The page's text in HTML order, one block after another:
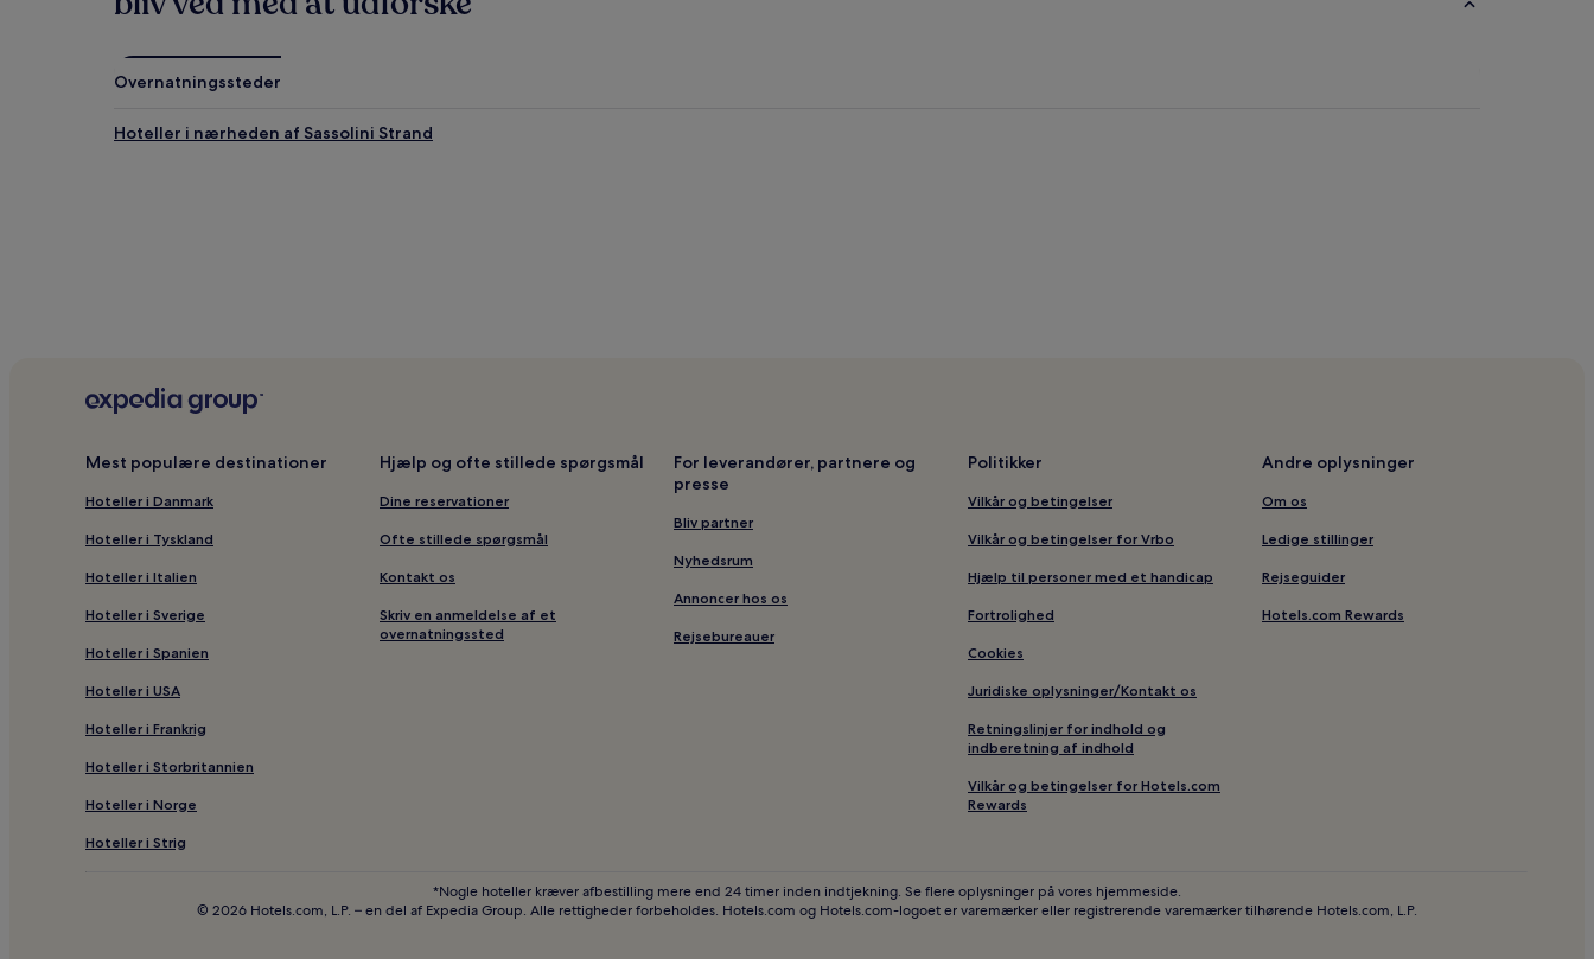
Overnatningssteder
Hoteller i nærheden af Sassolini Strand
Mest populære destinationer
Hoteller i Danmark
Hoteller i Tyskland
Hoteller i Italien
Hoteller i Sverige
Hoteller i Spanien
Hoteller i USA
Hoteller i Frankrig
Hoteller i Storbritannien
Hoteller i Norge
Hoteller i Strig
Hjælp og ofte stillede spørgsmål
Dine reservationer
Ofte stillede spørgsmål
Kontakt os
Skriv en anmeldelse af et
overnatningssted
For leverandører, partnere og
presse
Bliv partner
Nyhedsrum
Annoncer hos os
Rejsebureauer
Politikker
Vilkår og betingelser
Vilkår og betingelser for Vrbo
Hjælp til personer med et handicap
Fortrolighed
Cookies
Juridiske oplysninger/Kontakt os
Retningslinjer for indhold og
indberetning af indhold
Vilkår og betingelser for Hotels.com
Rewards
Andre oplysninger
Om os
Ledige stillinger
Rejseguider
Hotels.com Rewards
*Nogle hoteller kræver afbestilling mere end 24 timer inden indtjekning. Se flere oplysninger på vores hjemmeside.
© 2026 Hotels.com, L.P. – en del af Expedia Group. Alle rettigheder forbeholdes. Hotels.com og Hotels.com-logoet er varemærker eller registrerende varemærker tilhørende Hotels.com, L.P.